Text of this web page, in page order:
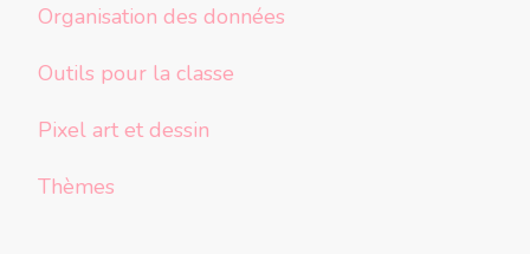
Organisation des données
Outils pour la classe
Pixel art et dessin
Thèmes